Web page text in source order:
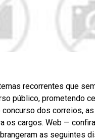
recorrentes que
público, prometendo
dos correios,
os cargos. Web —
as seguintes